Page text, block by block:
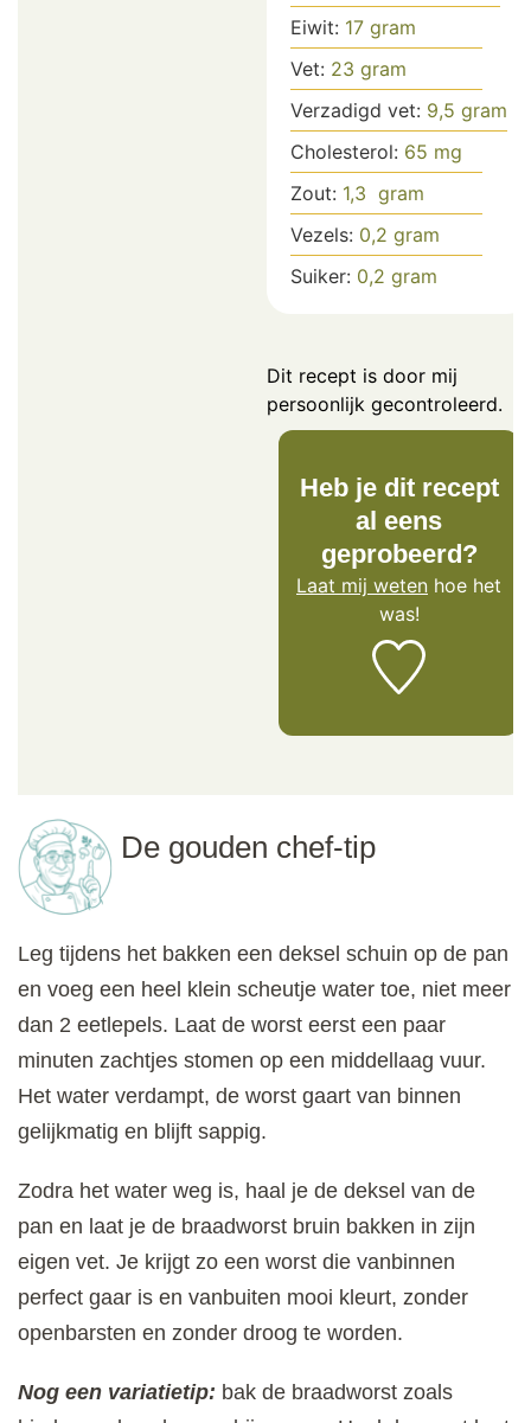
Eiwit: 17 gram
Vet: 23 gram
Verzadigd vet: 9,5 gram
Cholesterol: 65 mg
Zout: 1,3 gram
Vezels: 0,2 gram
Suiker: 0,2 gram
Dit recept is door mij
persoonlijk gecontroleerd.
Heb je dit recept
al eens
geprobeerd?
Laat mij weten hoe het
was!
De gouden chef-tip
Leg tijdens het bakken een deksel schuin op de pan
en voeg een heel klein scheutje water toe, niet meer
dan 2 eetlepels. Laat de worst eerst een paar
minuten zachtjes stomen op een middellaag vuur.
Het water verdampt, de worst gaart van binnen
gelijkmatig en blijft sappig.
Zodra het water weg is, haal je de deksel van de
pan en laat je de braadworst bruin bakken in zijn
eigen vet. Je krijgt zo een worst die vanbinnen
perfect gaar is en vanbuiten mooi kleurt, zonder
openbarsten en zonder droog te worden.
Nog een variatietip: bak de braadworst zoals